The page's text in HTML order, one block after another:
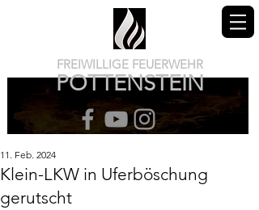
FREIWILLIGE FEUERWEHR
POTTENSTEIN
Klein-LKW in Uferböschung
gerutscht
11. Feb. 2024